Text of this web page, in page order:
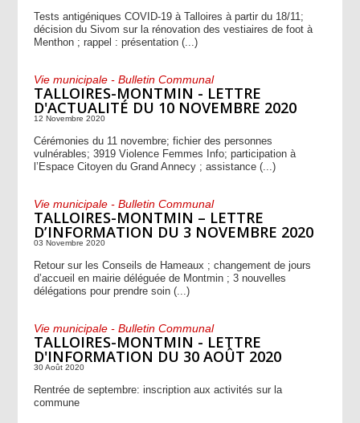
Tests antigéniques COVID-19 à Talloires à partir du 18/11;
décision du Sivom sur la rénovation des vestiaires de foot à
Menthon ; rappel : présentation (...)
Vie municipale - Bulletin Communal
TALLOIRES-MONTMIN - LETTRE
D'ACTUALITÉ DU 10 NOVEMBRE 2020
12 Novembre 2020
Cérémonies du 11 novembre; fichier des personnes
vulnérables; 3919 Violence Femmes Info; participation à
l’Espace Citoyen du Grand Annecy ; assistance (...)
Vie municipale - Bulletin Communal
TALLOIRES-MONTMIN – LETTRE
D’INFORMATION DU 3 NOVEMBRE 2020
03 Novembre 2020
Retour sur les Conseils de Hameaux ; changement de jours
d’accueil en mairie déléguée de Montmin ; 3 nouvelles
délégations pour prendre soin (...)
Vie municipale - Bulletin Communal
TALLOIRES-MONTMIN - LETTRE
D'INFORMATION DU 30 AOÛT 2020
30 Août 2020
Rentrée de septembre: inscription aux activités sur la
commune